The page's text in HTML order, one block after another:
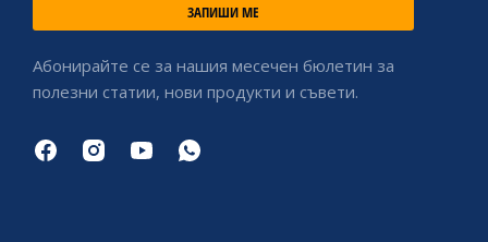
ЗАПИШИ МЕ
Абонирайте се за нашия месечен бюлетин за
полезни статии, нови продукти и съвети.